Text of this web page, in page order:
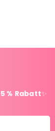
5 % Rabatt✨